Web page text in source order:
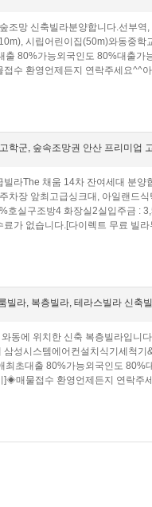
조망 신축빌라분양합니다.선부
시립어린이집(50m)와동중
출 80%가능외국인도 80%대출
수 환영언제든지 연락주세요^^
학군, 숲속조망권 안산 프리미업
라The 채움 14차 잔여세대 분
차장 앞최고급싱크대, 아일랜드
호실구조방4 화장실2실입주금 :
료가 없습니다.[다이렉트 무료 빌
빌라, 복층빌라, 테라스빌라 신축
동에 위치한 신축 복층빌라입니
삼성시스템에어컨설치식기세척
최초대출 80%가능외국인도
]◈매물접수 환영언제든지 연락주